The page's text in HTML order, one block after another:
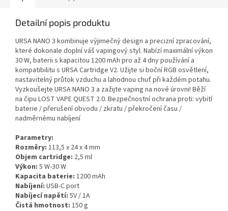
Detailní popis produktu
URSA NANO 3 kombinuje výjimečný design a precizní zpracování,
které dokonale doplní váš vapingový styl. Nabízí maximální výkon
30 W, baterii s kapacitou 1200 mAh pro až 4 dny používání a
kompatibilitu s URSA Cartridge V2. Užijte si boční RGB osvětlení,
nastavitelný průtok vzduchu a lahodnou chuť při každém potahu.
Vyzkoušejte URSA NANO 3 a zažijte vaping na nové úrovni! Běží
na čipu LOST VAPE QUEST 2.0. Bezpečnostní ochrana proti: vybití
baterie / přerušení obvodu / zkratu / překročení času /
nadměrnému nabíjení
Parametry:
Rozměry: 113,5 x 24 x 4 mm
Objem cartridge: 2,5 ml
Výkon: 5 W-30 W
Kapacita baterie: 1200 mAh
Nabíjení: USB-C port
Nabíjecí napětí: 5V / 1A
Čistá hmotnost: 150 g